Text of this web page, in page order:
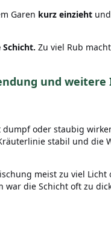
Garen kurz einzieht
Zu viel Rub
und
dumpf oder staubig
stabil und die
meist zu viel Licht
die Schicht oft zu